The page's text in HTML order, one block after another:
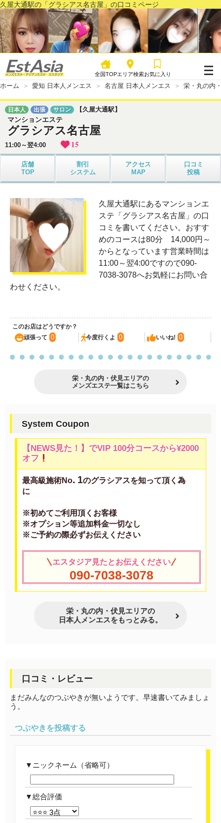
久屋大通駅の「グラシアス名古屋」の口コミページ
全国TOPエリア検索お気に入り
ホーム 愛知 日本人メンエス 名古屋 日本人メンエス 栄・丸の内
日本人 出張 サロン 【久屋大通駅】
マンションエステ
グラシアス名古屋
11:00～翌4:00 15
店舗
TOP
割引
システム
アクセス
MAP
口コミ
投稿
久屋大通駅にあるマンションエ
ステ「グラシアス名古屋」の口
コミを書いてください。おすす
めのコースは80分 14,000円～
からとなっています営業時間は
11:00～翌4:00ですので090-
7038-3078へお気軽にお問い合
わせください。
このお店はどうですか？
頑張って 0 今度行くよ 0 いいね! 0
栄・丸の内・伏見エリアの
メンズエステ一覧はこちら
System Coupon
【NEWS見た！】でVIP 100分コースから¥2000
オフ
最高級施術No. 1のグラシアスを知って頂く為
に
※初めてご利用頂くお客様
※オプション等追加料金一切なし
※ご予約の際必ずお伝えください
エスタジア見たとお伝えください
090-7038-3078
栄・丸の内・伏見エリアの
日本人メンエスをもっとみる。
口コミ・レビュー
まだみんなのつぶやきが無いようです。早速書いてみましょ
う。
つぶやきを投稿する
ニックネーム（省略可）
総合評価